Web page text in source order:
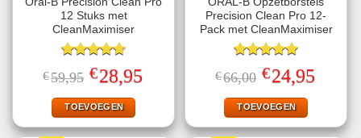
12 Stuks met
CleanMaximiser
Gewaardeerd
4.75uit 5
€59,95 Oorspronkelijke
prijs
was:
€59,95.
€28,95prijs
TOEVOEGEN
Precision Clean Pro 12-
Pack met CleanMaximiser
Gewaardeerd
5.00uit 5
€66,00 Oorspronkelijke
prijs
was:
€66,00.
€24,95prijs
TOEVOEGEN